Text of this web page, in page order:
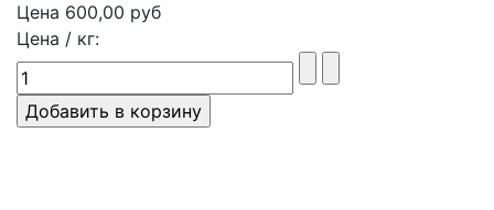
Цена 600,00 руб
Цена / кг: